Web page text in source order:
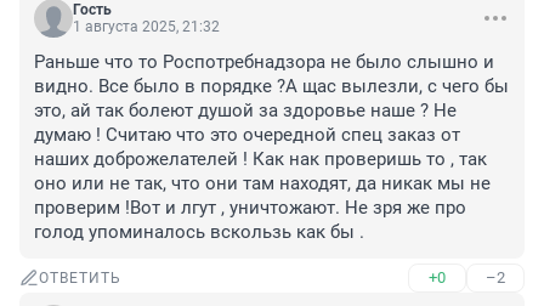
Гость
1 августа 2025, 21:32
Раньше что то Роспотребнадзора не было слышно и
видно. Все было в порядке ?А щас вылезли, с чего бы
это, ай так болеют душой за здоровье наше ? Не
думаю ! Считаю что это очередной спец заказ от
наших доброжелателей ! Как нак проверишь то , так
оно или не так, что они там находят, да никак мы не
проверим !Вот и лгут , уничтожают. Не зря же про
голод упоминалось вскользь как бы .
ОТВЕТИТЬ +0 –2